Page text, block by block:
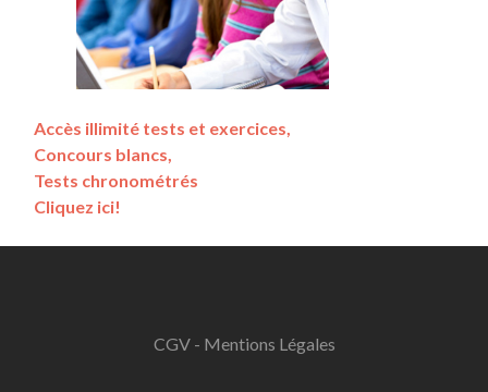
Accès illimité tests et exercices,
Concours blancs,
Tests chronométrés
Cliquez ici!
CGV - Mentions Légales